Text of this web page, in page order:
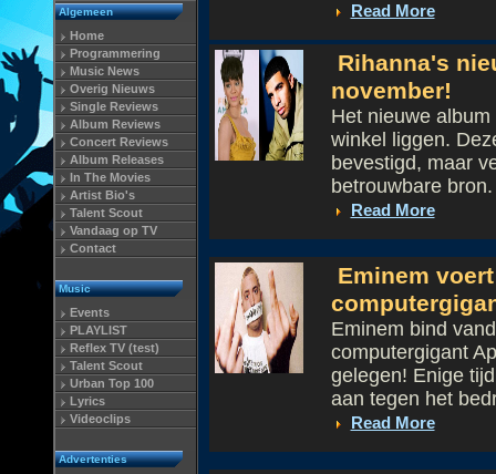
Algemeen
Home
Programmering
Music News
Overig Nieuws
Single Reviews
Album Reviews
Concert Reviews
Album Releases
In The Movies
Artist Bio's
Talent Scout
Vandaag op TV
Contact
Music
Events
PLAYLIST
Reflex TV (test)
Talent Scout
Urban Top 100
Lyrics
Videoclips
Advertenties
Read More
Rihanna's
november!
Het nieuwe
winkel liggen.
bevestigd, maar
betrouwbare
Read More
Eminem
Eminem bind
computergigant
gelegen! Enige
aan tegen het
Read More